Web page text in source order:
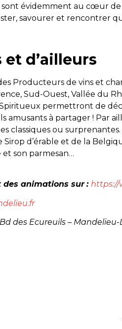
sont évidemment au cœur
savourer et rencontrer
et d’ailleurs
Producteurs de vins et
Sud-Ouest, Vallée du
permettront de
amusants à partager ! Par
classiques ou
Sirop d’érable et de la
et son parmesan…
des animations sur : https://
des Ecureuils –